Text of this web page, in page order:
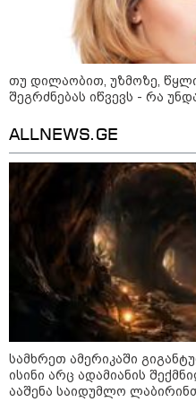
„ორ
მეცნიერება
თუ დილაობით, უზმოზე,
შეგრძნებას იწვევს - რა
ALLNEWS.GE
სამხრეთ ამერიკაში
ისინი არც ადამიანის
ააშენა საიდუმლო